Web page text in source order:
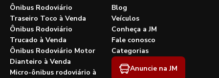
Ônibus Rodoviário
Traseiro Toco à Venda
Ônibus Rodoviário
Trucado à Venda
Ônibus Rodoviário Motor
Dianteiro à Venda
Micro-ônibus rodoviário à
Blog
Veículos
Conheça a JM
Fale conosco
Categorias
Anuncie na JM